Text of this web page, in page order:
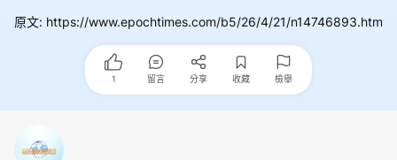
原文: https://www.epochtimes.com/b5/26/4/21/n14746893.htm
1 留言 分享 收藏 檢舉